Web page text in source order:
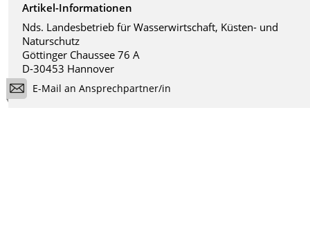
Artikel-Informationen
Nds. Landesbetrieb für Wasserwirtschaft, Küsten- und
Naturschutz
Göttinger Chaussee 76 A
D-30453 Hannover
E-Mail an Ansprechpartner/in